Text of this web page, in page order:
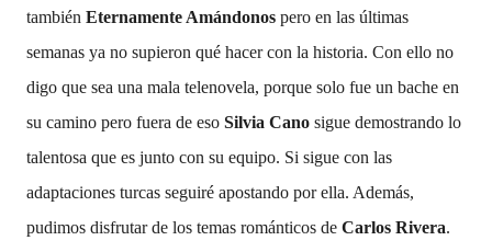
también Eternamente Amándonos pero en las últimas
semanas ya no supieron qué hacer con la historia. Con ello no
digo que sea una mala telenovela, porque solo fue un bache en
su camino pero fuera de eso Silvia Cano sigue demostrando lo
talentosa que es junto con su equipo. Si sigue con las
adaptaciones turcas seguiré apostando por ella. Además,
pudimos disfrutar de los temas románticos de Carlos Rivera.